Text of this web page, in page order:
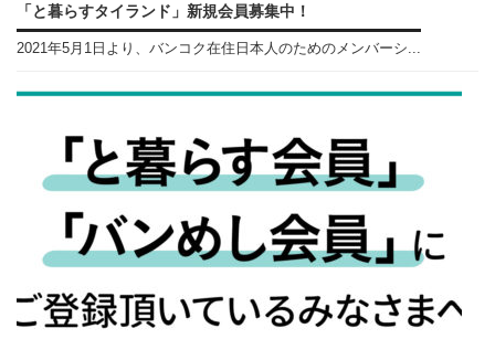
「と暮らすタイランド」新規会員募集中！
2021年5月1日より、バンコク在住日本人のためのメンバーシ...